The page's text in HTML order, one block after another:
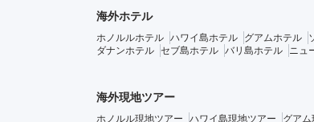
海外ホテル
ホノルルホテル ハワイ島ホテル グアムホテル
ダナンホテル セブ島ホテル バリ島ホテル ニュ
海外現地ツアー
ホノルル現地ツアー ハワイ島現地ツアー グアム